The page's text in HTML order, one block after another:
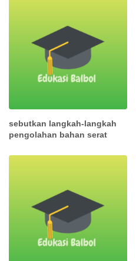
sebutkan langkah-langkah
pengolahan bahan serat